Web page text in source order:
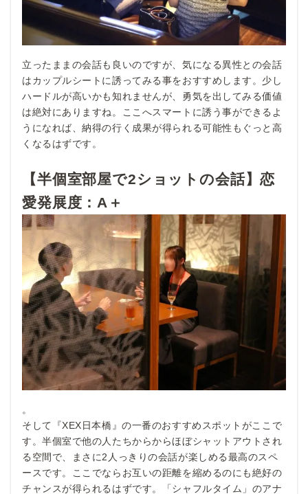
立ったままの会話も良いのですが、気になる異性との会話
はカップルシートに誘ってみる事をおすすめします。少し
ハードルが高いかも知れませんが、勇気を出してみる価値
は絶対にありますね。ここへスマートに誘う事ができるよ
うになれば、納得の行く成果が得られる可能性もぐっと高
くなるはずです。
【半個室部屋で2ショットの会話】恋
愛発展度：A＋
。
そして『XEX日本橋』の一番のおすすめスポットがここで
す。半個室で他の人たちからからほぼシャットアウトされ
る空間で、まさに2人っきりの会話が楽しめる最高のスペ
ースです。ここでならお互いの距離を縮めるのにも絶好の
チャンスが得られるはずです。「シャフルタイム」のアナ